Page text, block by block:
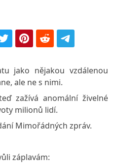
jako nějakou vzdálenou
ale ne s nimi.
zažívá anomální živelné
milionů lidí.
Mimořádných zpráv.
záplavám: